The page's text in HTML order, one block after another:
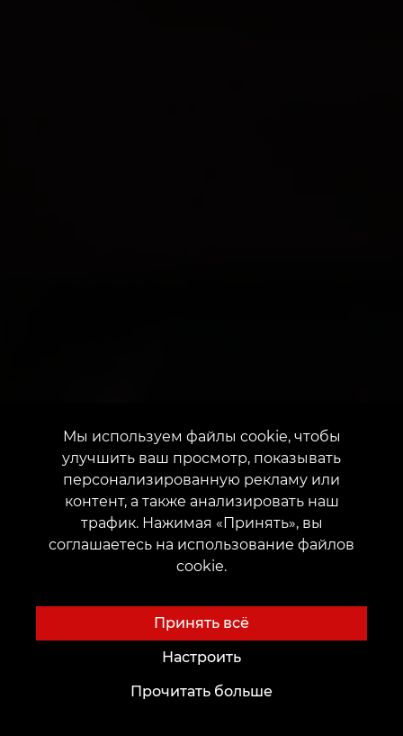
Мы используем файлы cookie, чтобы
улучшить ваш просмотр, показывать
персонализированную рекламу или
контент, а также анализировать наш
трафик. Нажимая «Принять», вы
соглашаетесь на использование файлов
cookie.
Принять всё
Настроить
Прочитать больше